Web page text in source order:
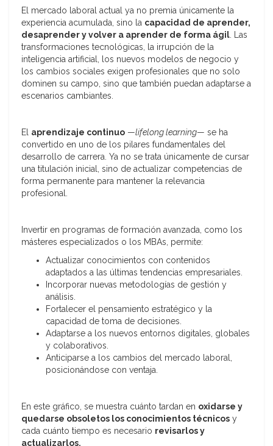
El mercado laboral actual ya no premia únicamente la
experiencia acumulada, sino la capacidad de aprender,
desaprender y volver a aprender de forma ágil. Las
transformaciones tecnológicas, la irrupción de la
inteligencia artificial, los nuevos modelos de negocio y
los cambios sociales exigen profesionales que no solo
dominen su campo, sino que también puedan adaptarse a
escenarios cambiantes.
El aprendizaje continuo —lifelong learning— se ha
convertido en uno de los pilares fundamentales del
desarrollo de carrera. Ya no se trata únicamente de cursar
una titulación inicial, sino de actualizar competencias de
forma permanente para mantener la relevancia
profesional.
Invertir en programas de formación avanzada, como los
másteres especializados o los MBAs, permite:
Actualizar conocimientos con contenidos
adaptados a las últimas tendencias empresariales.
Incorporar nuevas metodologías de gestión y
análisis.
Fortalecer el pensamiento estratégico y la
capacidad de toma de decisiones.
Adaptarse a los nuevos entornos digitales, globales
y colaborativos.
Anticiparse a los cambios del mercado laboral,
posicionándose con ventaja.
En este gráfico, se muestra cuánto tardan en oxidarse y
quedarse obsoletos los conocimientos técnicos y
cada cuánto tiempo es necesario revisarlos y
actualizarlos.